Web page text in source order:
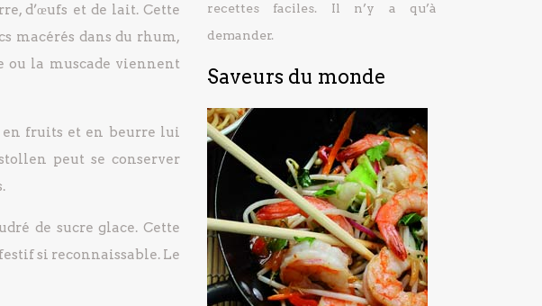
d’œufs et de lait. Cette
macérés dans du rhum,
ou la muscade viennent
en fruits et en beurre lui
peut se conserver
de sucre glace. Cette
si reconnaissable. Le
recettes faciles. Il n’y a qu’à
demander.
Saveurs du monde